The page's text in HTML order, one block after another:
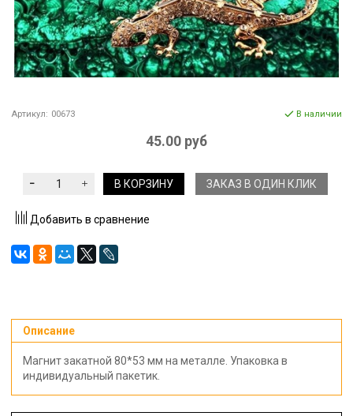
Артикул: 00673 В наличии
45.00 руб
В КОРЗИНУ ЗАКАЗ В ОДИН КЛИК
Добавить в сравнение
Описание
Магнит закатной 80*53 мм на металле. Упаковка в
индивидуальный пакетик.